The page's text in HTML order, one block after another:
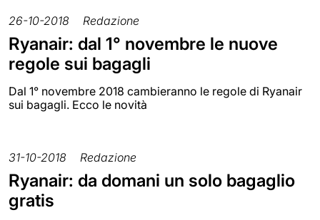
26-10-2018 Redazione
Ryanair: dal 1° novembre le nuove
regole sui bagagli
Dal 1° novembre 2018 cambieranno le regole di Ryanair
sui bagagli. Ecco le novità
31-10-2018 Redazione
Ryanair: da domani un solo bagaglio
gratis